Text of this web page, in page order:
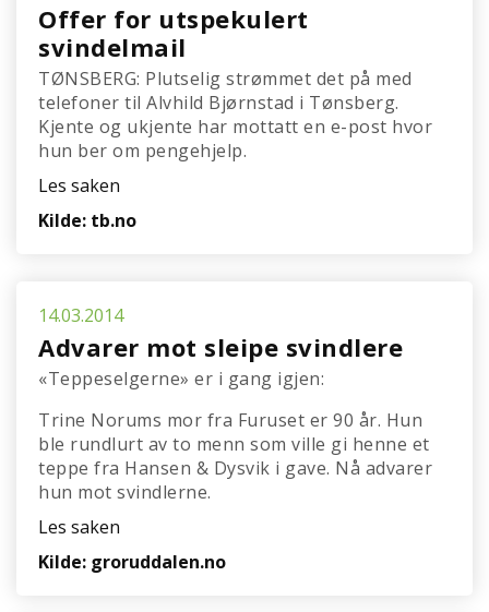
Offer for utspekulert
svindelmail
TØNSBERG: Plutselig strømmet det på med
telefoner til Alvhild Bjørnstad i Tønsberg.
Kjente og ukjente har mottatt en e-post hvor
hun ber om pengehjelp.
Les saken
Kilde: tb.no
14.03.2014
Advarer mot sleipe svindlere
«Teppeselgerne» er i gang igjen:
Trine Norums mor fra Furuset er 90 år. Hun
ble rundlurt av to menn som ville gi henne et
teppe fra Hansen & Dysvik i gave. Nå advarer
hun mot svindlerne.
Les saken
Kilde: groruddalen.no